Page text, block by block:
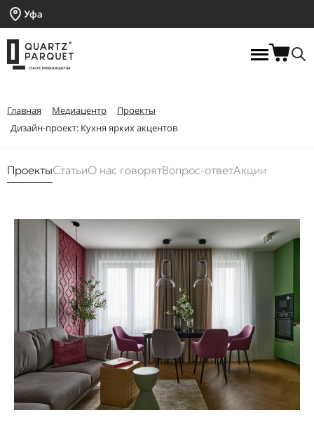
Уфа
Главная Медиацентр
Проекты
Дизайн-проект: Кухня ярких акцентов
ПроектыСтатьиО нас говорятВопрос-ответАкции